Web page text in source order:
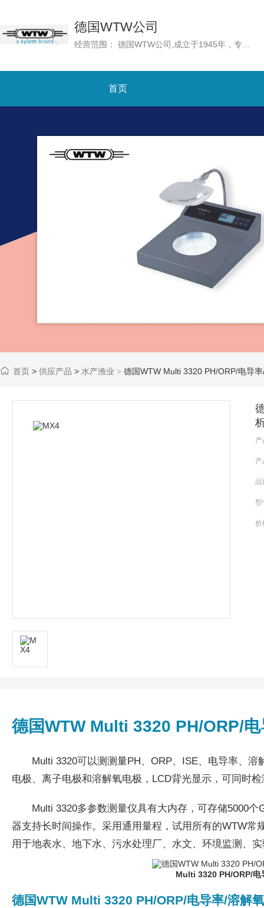
德国WTW公司
首页
首页 > 供应产品 > 水产渔业 > 德国WTW Multi 3320 PH/ORP/电导
产
产
品
型
价
德国WTW Multi 3320 PH/ORP/
Multi 3320可以测测量PH、ORP、ISE、电导率、
电极、离子电极和溶解氧电极，LCD背光显示，可同时
Multi 3320多参数测量仪具有大内存，可存储5000
器支持长时间操作。采用通用量程，试用所有的WTW
用于地表水、地下水、污水处理厂、水文、环境监测、
Multi 3320 PH/ORP/电
德国WTW Multi 3320 PH/ORP/电导率/溶解